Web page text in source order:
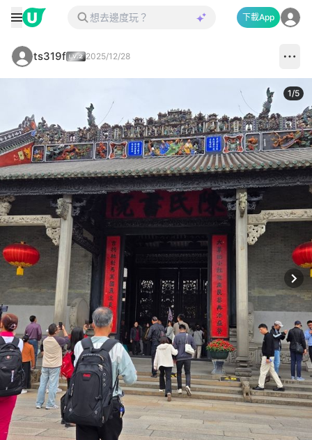
下載App
ts319f 2025/12/28
1/5